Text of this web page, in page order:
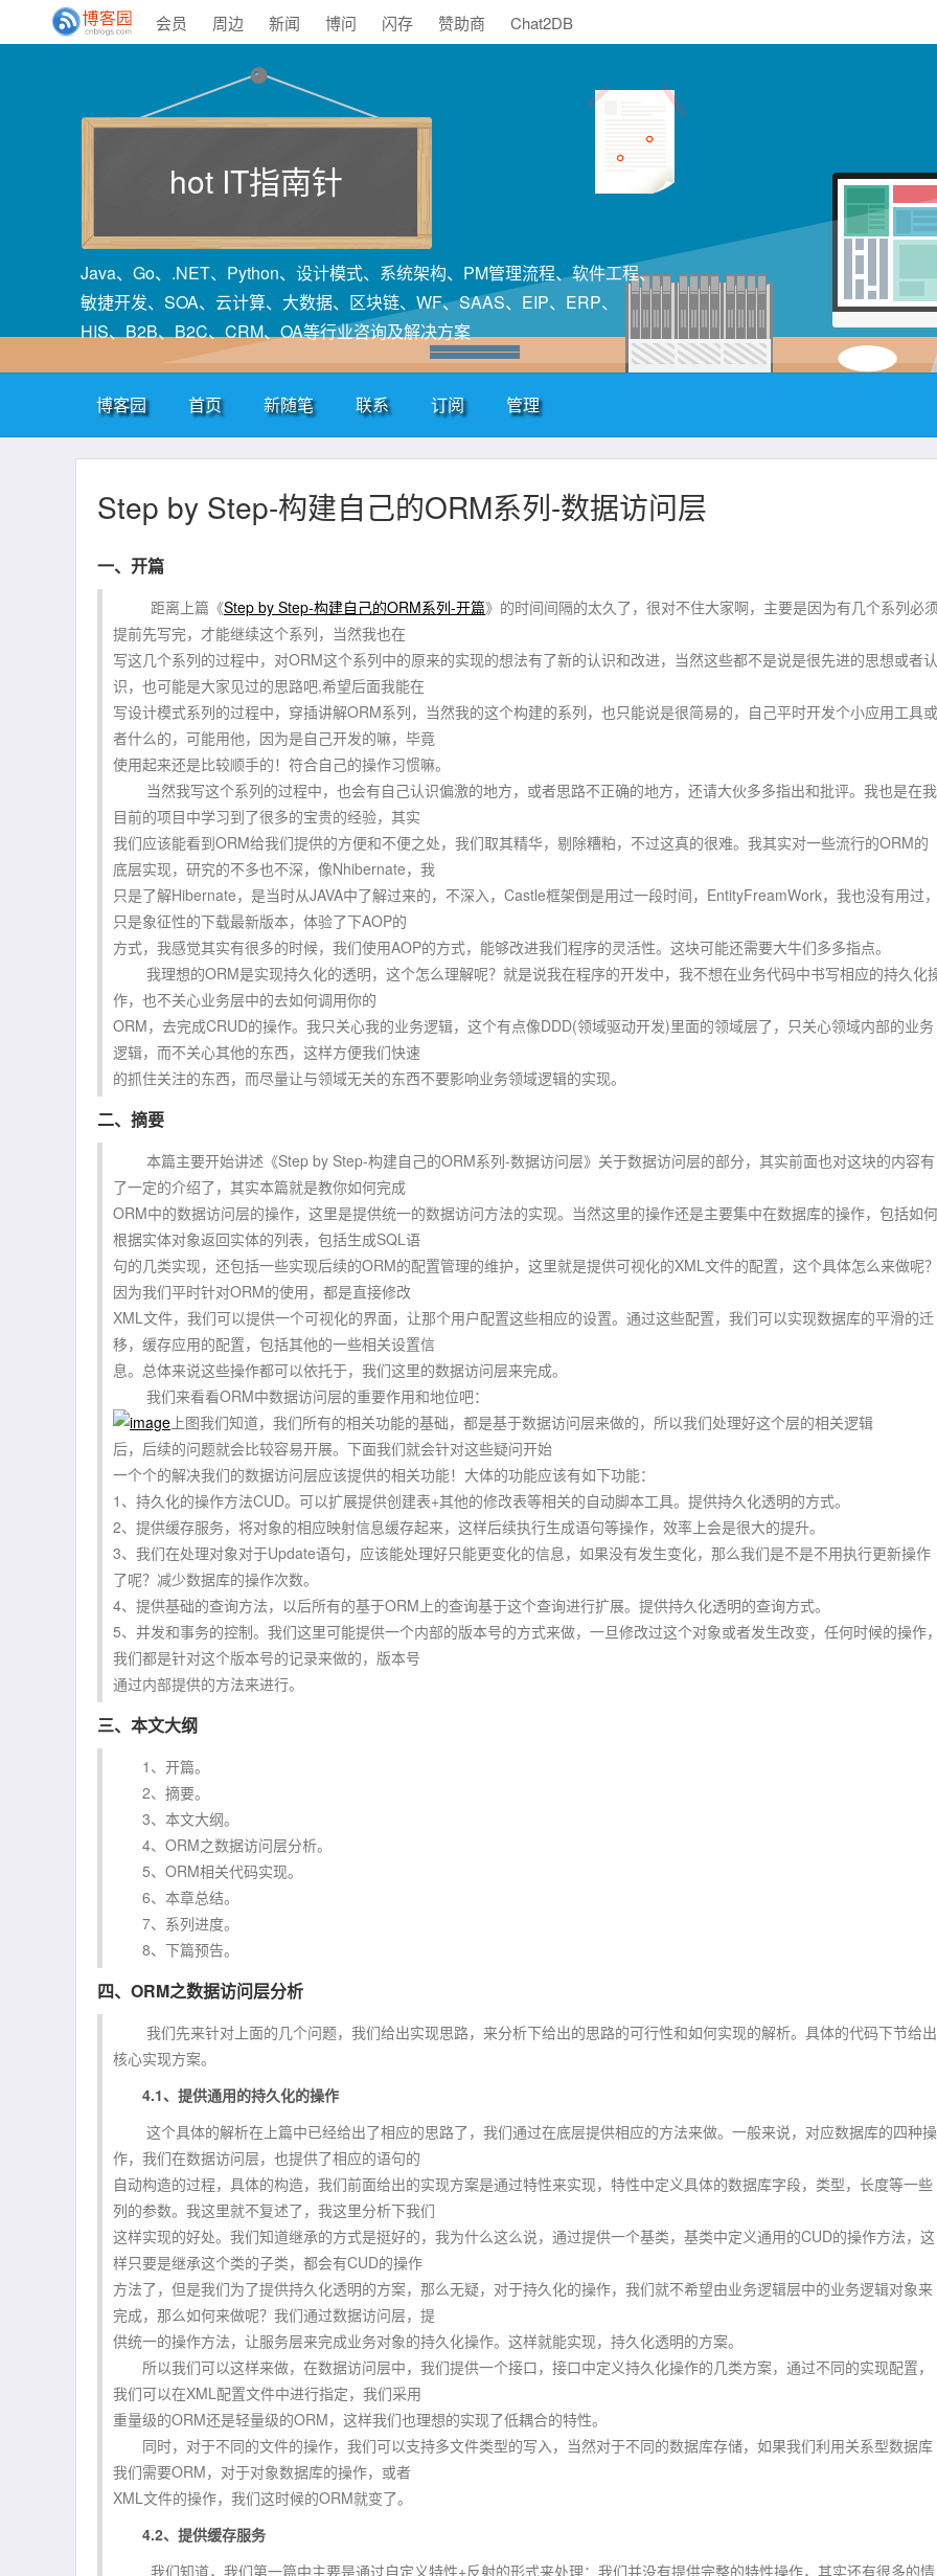
会员 周边 新闻 博问 闪存 赞助商 Chat2DB
hot IT指南针
Java、Go、.NET、Python、设计模式、系统架构、PM管理流程、软件工程、
敏捷开发、SOA、云计算、大数据、区块链、WF、SAAS、EIP、ERP、
HIS、B2B、B2C、CRM、OA等行业咨询及解决方案
博客园 首页 新随笔 联系 订阅 管理
Step by Step-构建自己的ORM系列-数据访问层
一、开篇
距离上篇《Step by Step-构建自己的ORM系列-开篇》的时间间隔的太久了，很对不住大家啊，主要是因为有几个系列必
提前先写完，才能继续这个系列，当然我也在
写这几个系列的过程中，对ORM这个系列中的原来的实现的想法有了新的认识和改进，当然这些都不是说是很先进的思想或者认
识，也可能是大家见过的思路吧,希望后面我能在
写设计模式系列的过程中，穿插讲解ORM系列，当然我的这个构建的系列，也只能说是很简易的，自己平时开发个小应用工具或
者什么的，可能用他，因为是自己开发的嘛，毕竟
使用起来还是比较顺手的！符合自己的操作习惯嘛。
当然我写这个系列的过程中，也会有自己认识偏激的地方，或者思路不正确的地方，还请大伙多多指出和批评。我也是在我
目前的项目中学习到了很多的宝贵的经验，其实
我们应该能看到ORM给我们提供的方便和不便之处，我们取其精华，剔除糟粕，不过这真的很难。我其实对一些流行的ORM的
底层实现，研究的不多也不深，像Nhibernate，我
只是了解Hibernate，是当时从JAVA中了解过来的，不深入，Castle框架倒是用过一段时间，EntityFreamWork，我也没有用过
只是象征性的下载最新版本，体验了下AOP的
方式，我感觉其实有很多的时候，我们使用AOP的方式，能够改进我们程序的灵活性。这块可能还需要大牛们多多指点。
我理想的ORM是实现持久化的透明，这个怎么理解呢？就是说我在程序的开发中，我不想在业务代码中书写相应的持久化
作，也不关心业务层中的去如何调用你的
ORM，去完成CRUD的操作。我只关心我的业务逻辑，这个有点像DDD(领域驱动开发)里面的领域层了，只关心领域内部的业务
逻辑，而不关心其他的东西，这样方便我们快速
的抓住关注的东西，而尽量让与领域无关的东西不要影响业务领域逻辑的实现。
二、摘要
本篇主要开始讲述《Step by Step-构建自己的ORM系列-数据访问层》关于数据访问层的部分，其实前面也对这块的内容有
了一定的介绍了，其实本篇就是教你如何完成
ORM中的数据访问层的操作，这里是提供统一的数据访问方法的实现。当然这里的操作还是主要集中在数据库的操作，包括如何
根据实体对象返回实体的列表，包括生成SQL语
句的几类实现，还包括一些实现后续的ORM的配置管理的维护，这里就是提供可视化的XML文件的配置，这个具体怎么来做呢
因为我们平时针对ORM的使用，都是直接修改
XML文件，我们可以提供一个可视化的界面，让那个用户配置这些相应的设置。通过这些配置，我们可以实现数据库的平滑的迁
移，缓存应用的配置，包括其他的一些相关设置信
息。总体来说这些操作都可以依托于，我们这里的数据访问层来完成。
我们来看看ORM中数据访问层的重要作用和地位吧：
上图我们知道，我们所有的相关功能的基础，都是基于数据访问层来做的，所以我们处理好这个层的相关逻辑
后，后续的问题就会比较容易开展。下面我们就会针对这些疑问开始
一个个的解决我们的数据访问层应该提供的相关功能！大体的功能应该有如下功能：
1、持久化的操作方法CUD。可以扩展提供创建表+其他的修改表等相关的自动脚本工具。提供持久化透明的方式。
2、提供缓存服务，将对象的相应映射信息缓存起来，这样后续执行生成语句等操作，效率上会是很大的提升。
3、我们在处理对象对于Update语句，应该能处理好只能更变化的信息，如果没有发生变化，那么我们是不是不用执行更新操作
了呢？减少数据库的操作次数。
4、提供基础的查询方法，以后所有的基于ORM上的查询基于这个查询进行扩展。提供持久化透明的查询方式。
5、并发和事务的控制。我们这里可能提供一个内部的版本号的方式来做，一旦修改过这个对象或者发生改变，任何时候的操作
我们都是针对这个版本号的记录来做的，版本号
通过内部提供的方法来进行。
三、本文大纲
1、开篇。
2、摘要。
3、本文大纲。
4、ORM之数据访问层分析。
5、ORM相关代码实现。
6、本章总结。
7、系列进度。
8、下篇预告。
四、ORM之数据访问层分析
我们先来针对上面的几个问题，我们给出实现思路，来分析下给出的思路的可行性和如何实现的解析。具体的代码下节给出
核心实现方案。
4.1、提供通用的持久化的操作
这个具体的解析在上篇中已经给出了相应的思路了，我们通过在底层提供相应的方法来做。一般来说，对应数据库的四种操
作，我们在数据访问层，也提供了相应的语句的
自动构造的过程，具体的构造，我们前面给出的实现方案是通过特性来实现，特性中定义具体的数据库字段，类型，长度等一些
列的参数。我这里就不复述了，我这里分析下我们
这样实现的好处。我们知道继承的方式是挺好的，我为什么这么说，通过提供一个基类，基类中定义通用的CUD的操作方法，这
样只要是继承这个类的子类，都会有CUD的操作
方法了，但是我们为了提供持久化透明的方案，那么无疑，对于持久化的操作，我们就不希望由业务逻辑层中的业务逻辑对象来
完成，那么如何来做呢？我们通过数据访问层，提
供统一的操作方法，让服务层来完成业务对象的持久化操作。这样就能实现，持久化透明的方案。
所以我们可以这样来做，在数据访问层中，我们提供一个接口，接口中定义持久化操作的几类方案，通过不同的实现配置，
我们可以在XML配置文件中进行指定，我们采用
重量级的ORM还是轻量级的ORM，这样我们也理想的实现了低耦合的特性。
同时，对于不同的文件的操作，我们可以支持多文件类型的写入，当然对于不同的数据库存储，如果我们利用关系型数据库
我们需要ORM，对于对象数据库的操作，或者
XML文件的操作，我们这时候的ORM就变了。
4.2、提供缓存服务
我们知道，我们第一篇中主要是通过自定义特性+反射的形式来处理：我们并没有提供完整的特性操作，其实还有很多的情